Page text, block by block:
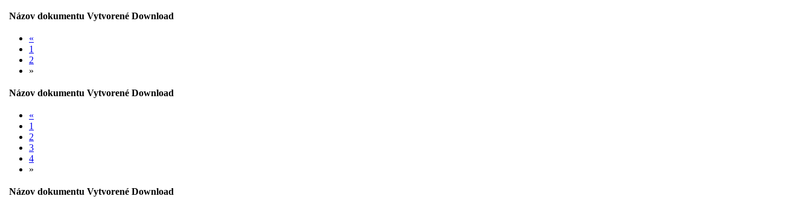
Názov dokumentu Vytvorené Download
«
1
2
»
Názov dokumentu Vytvorené Download
«
1
2
3
4
»
Názov dokumentu Vytvorené Download